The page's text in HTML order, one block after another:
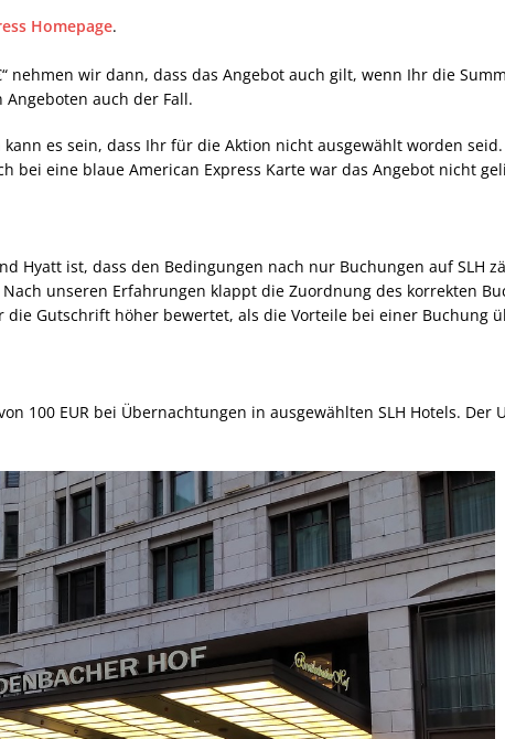
Homepage.
wir dann, dass das Angebot auch gilt, wenn Ihr die
auch der Fall.
es sein, dass Ihr für die Aktion nicht ausgewählt worden
bei eine blaue American Express Karte war das Angebot nicht
Hyatt ist, dass den Bedingungen nach nur Buchungen auf SLH
unseren Erfahrungen klappt die Zuordnung des korrekten
Gutschrift höher bewertet, als die Vorteile bei einer Buchung
100 EUR bei Übernachtungen in ausgewählten SLH Hotels. Der